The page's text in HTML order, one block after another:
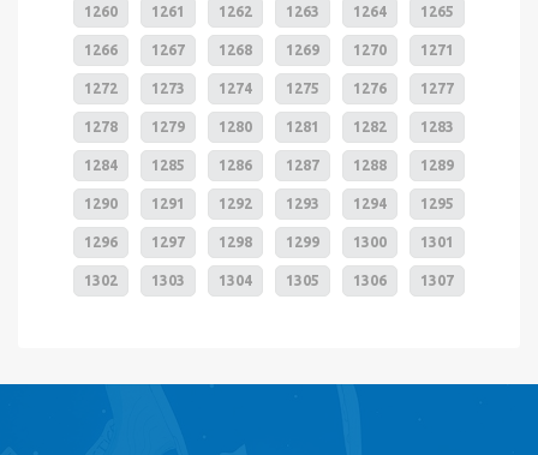
1260 1261 1262 1263 1264 1265
1266 1267 1268 1269 1270 1271
1272 1273 1274 1275 1276 1277
1278 1279 1280 1281 1282 1283
1284 1285 1286 1287 1288 1289
1290 1291 1292 1293 1294 1295
1296 1297 1298 1299 1300 1301
1302 1303 1304 1305 1306 1307